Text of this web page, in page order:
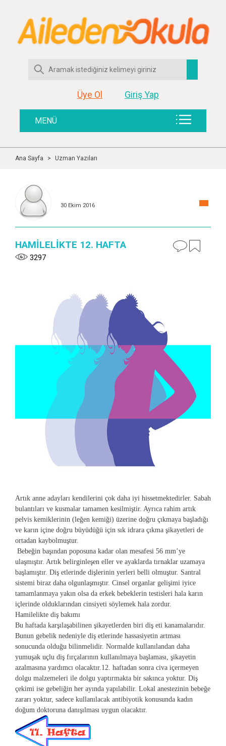
Üye Ol Giriş Yap
MENÜ
Ana Sayfa > Uzman Yazıları
30 Ekim 2016
HAMİLELİKTE 12. HAFTA
3297
Artık anne adayları kendilerini çok daha iyi hissetmektedirler. Sabah
bulantıları ve kusmalar tamamen kesilmiştir. Ayrıca rahim artık
pelvis kemiklerinin (leğen kemiği) üzerine doğru çıkmaya başladığı
ve karın içine doğru büyüdüğü için sık idrara çıkma şikayetleri de
ortadan kaybolmuştur.
Bebeğin başından poposuna kadar olan mesafesi 56 mm’ye
ulaşmıştır. Artık belirginleşen eller ve ayaklarda tırnaklar uzamaya
başlamıştır. Diş etlerinde dişlerinin yerleri belli olmuştur. Santral
sistemi biraz daha olgunlaşmıştır. Cinsel organlar gelişimi iyice
tamamlanmaya yakın olsa da erkek bebeklerin testisleri hala karın
içlerinde olduklarından cinsiyeti söylemek hala zordur.
Hamilelikte diş bakımı
Bu haftada karşılaşabilinen şikayetlerden biri diş eti kanamalarıdır.
Bunun gebelik nedeniyle diş etlerinde hassasiyetin artması
sonucunda olduğu bilinmelidir. Normalde kullanılandan daha
yumuşak uçlu diş fırçalarının kullanılmaya başlaması, şikayetin
azalmasına yardımcı olacaktır.12. haftadan sonra civa içermeyen
dolgu malzemeleri ile dolgu yaptırmakta bir sakınca yoktur. Diş
çekimi ise gebeliğin her ayında yapılabilir. Lokal anestezinin bebeğe
zararı yoktur, sadece kullanılacak antibiyotik konusunda kadın
doğum doktoruna danışılması uygun olacaktır.